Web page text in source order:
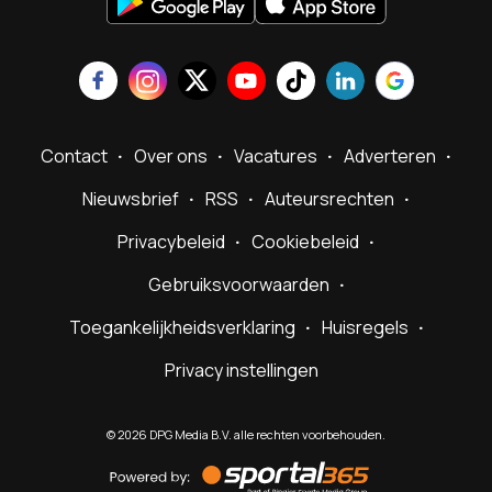
Contact Over ons Vacatures
Adverteren
Nieuwsbrief
RSS
Auteursrechten
Privacybeleid
Cookiebeleid
Gebruiksvoorwaarden
Toegankelijkheidsverklaring
Huisregels
Privacy instellingen
©2026 DPG Media B.V. alle rechten voorbehouden.
by
Sportal365